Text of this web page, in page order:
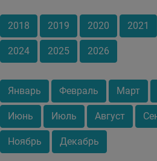
2018 2019 2020 2021
2024 2025 2026
Январь Февраль Март
Июнь Июль Август
Ноябрь Декабрь